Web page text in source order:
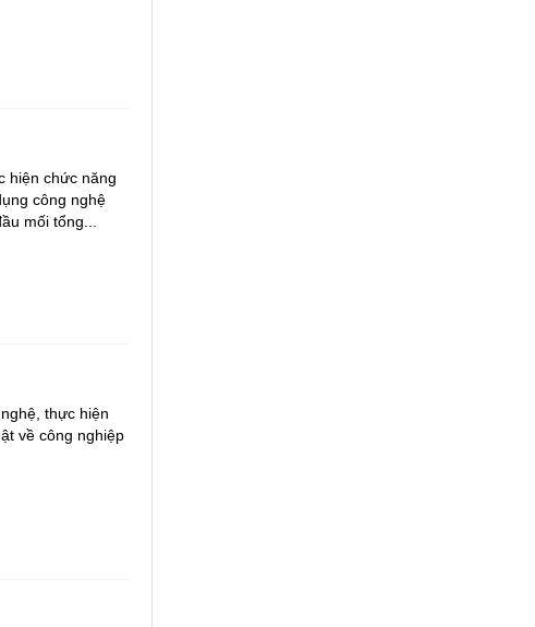
hiện chức năng
công nghệ
mối tổng...
thực hiện
về công nghiệp